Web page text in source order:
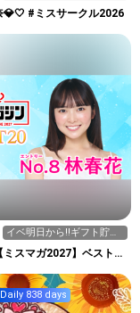
9:00まで！☀️
💎🤍 #ミスサークル2026
イベ明日から‼️ギフト貯め
ておいて‼️
ミスマガ2027】ベスト20
Daily 838 days